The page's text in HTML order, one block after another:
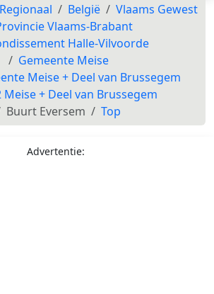
Regionaal België
Vlaams Gewest
Vlaams-Brabant
Halle-Vilvoorde
Gemeente Meise
Meise + Deel van Brussegem
Meise + Deel van Brussegem
Buurt Eversem
Top
Advertentie: